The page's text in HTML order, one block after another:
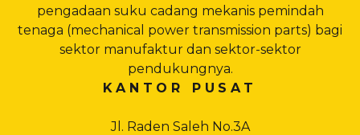
pengadaan suku cadang mekanis pemindah
tenaga (mechanical power transmission parts) bagi
sektor manufaktur dan sektor-sektor
pendukungnya.
KANTOR PUSAT
Jl. Raden Saleh No.3A